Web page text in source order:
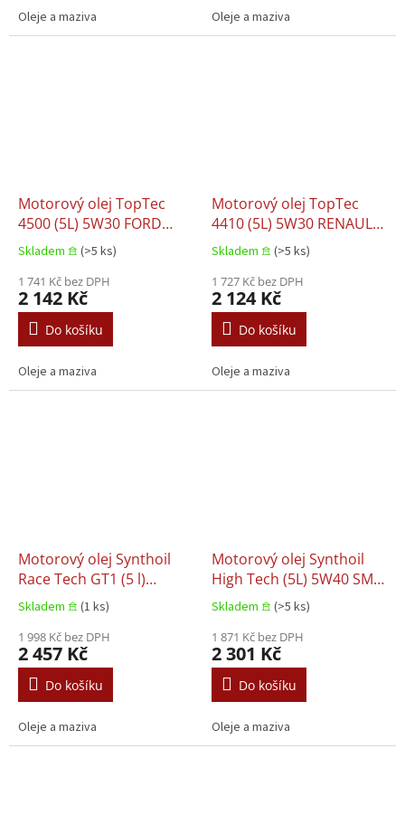
Oleje a maziva Oleje a maziva
Motorový olej TopTec
4500 (5L) 5W30 FORD
M2C934 B
Skladem 𖠿 (>5 ks)
1 741 Kč bez DPH
2 142 Kč
Do košíku
Oleje a maziva
Motorový olej TopTec
4410 (5L) 5W30 RENAULT
RN 0700 RENAULT RN
0710 RENAULT RN 17
Skladem 𖠿 (>5 ks)
1 727 Kč bez DPH
2 124 Kč
Do košíku
Oleje a maziva
Motorový olej Synthoil
Race Tech GT1 (5 l)
10W60 SL
Skladem 𖠿 (1 ks)
1 998 Kč bez DPH
2 457 Kč
Do košíku
Oleje a maziva
Motorový olej Synthoil
High Tech (5L) 5W40 SM
B3 B4 BMW LL-98 MB
229.1 VW 502.00 VW
505.00
Skladem 𖠿 (>5 ks)
1 871 Kč bez DPH
2 301 Kč
Do košíku
Oleje a maziva